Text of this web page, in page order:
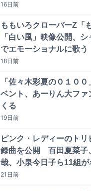
16日前
ももいろクローバーZ「
「白い風」映像公開、
でエモーショナルに歌う
18日前
「佐々木彩夏の０１０
ベント、あーりん大ファ
くる
19日前
ピンク・レディーのト
録曲を公開 百田夏菜子
哉、小泉今日子ら11組
21日前